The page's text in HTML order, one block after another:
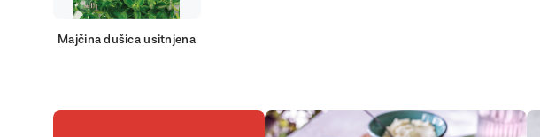
Majčina dušica usitnjena